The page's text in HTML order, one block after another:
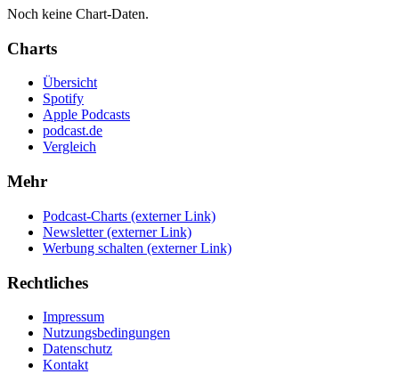
Noch keine Chart-Daten.
Charts
Übersicht
Spotify
Apple Podcasts
podcast.de
Vergleich
Mehr
Podcast-Charts (externer Link)
Newsletter (externer Link)
Werbung schalten (externer Link)
Rechtliches
Impressum
Nutzungsbedingungen
Datenschutz
Kontakt